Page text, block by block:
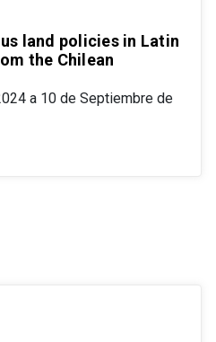
land policies in Latin
the Chilean
a 10 de Septiembre de